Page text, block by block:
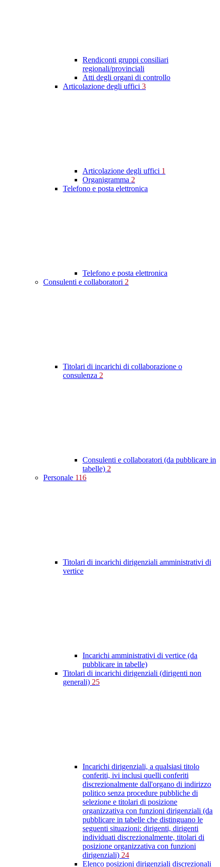
Rendiconti gruppi consiliari
regionali/provinciali
Atti degli organi di controllo
Articolazione degli uffici 3
Articolazione degli uffici 1
Organigramma 2
Telefono e posta elettronica
Telefono e posta elettronica
Consulenti e collaboratori 2
Titolari di incarichi di collaborazione o
consulenza 2
Consulenti e collaboratori (da pubblicare in
tabelle) 2
Personale 116
Titolari di incarichi dirigenziali amministrativi di
vertice
Incarichi amministrativi di vertice (da
pubblicare in tabelle)
Titolari di incarichi dirigenziali (dirigenti non
generali) 25
Incarichi dirigenziali, a qualsiasi titolo
conferiti, ivi inclusi quelli conferiti
discrezionalmente dall'organo di indirizzo
politico senza procedure pubbliche di
selezione e titolari di posizione
organizzativa con funzioni dirigenziali (da
pubblicare in tabelle che distinguano le
seguenti situazioni: dirigenti, dirigenti
individuati discrezionalmente, titolari di
posizione organizzativa con funzioni
dirigenziali) 24
Elenco posizioni dirigenziali discrezionali